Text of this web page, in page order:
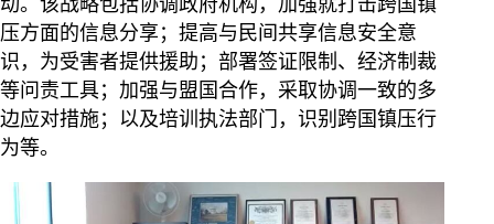
压方面的信息分享；提高与民间共享信息安全意
识，为受害者提供援助；部署签证限制、经济制裁
等问责工具；加强与盟国合作，采取协调一致的多
边应对措施；以及培训执法部门，识别跨国镇压行
为等。